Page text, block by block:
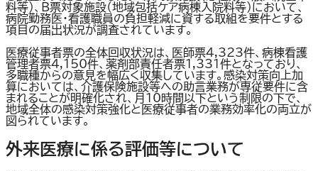
料等）、B票対象施設（地域包括ケア病棟入院料等）において、
病院勤務医・看護職員の負担軽減に資する取組を要件とする
項目の届出状況が調査されています。
医療従事者票の全体回収状況は、医師票4,323件、病棟看護
管理者票4,150件、薬剤部責任者票1,331件となっており、
多職種からの意見を幅広く収集しています。感染対策向上加
算においては、介護保険施設等への助言業務が専従要件に含
まれることが明確化され、月10時間以下という制限の下で、
地域全体の感染対策強化と医療従事者の業務効率化の両立が
図られています。
外来医療に係る評価等について